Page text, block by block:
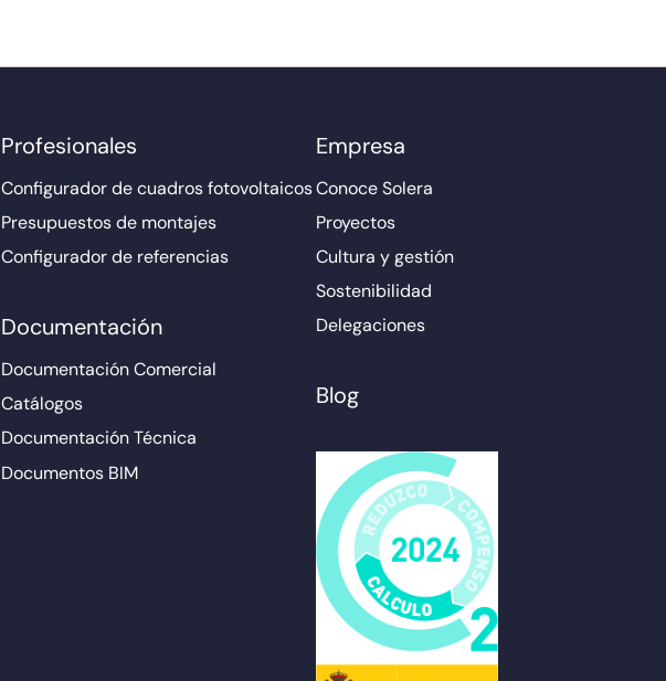
Profesionales
Configurador de cuadros fotovoltaicos
Presupuestos de montajes
Configurador de referencias
Documentación
Documentación Comercial
Catálogos
Documentación Técnica
Documentos BIM
Empresa
Conoce Solera
Proyectos
Cultura y gestión
Sostenibilidad
Delegaciones
Blog